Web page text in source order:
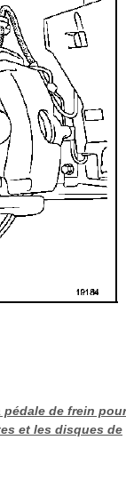
de frein pour
et les disques de